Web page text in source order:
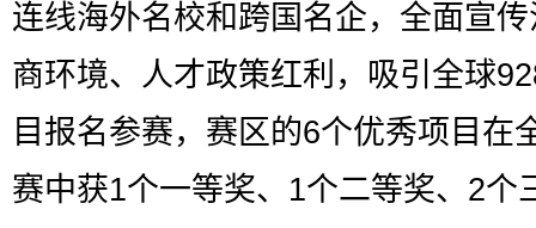
连线海外名校和跨国名企，全面宣
商环境、人才政策红利，吸引全球
目报名参赛，赛区的6个优秀项目在
赛中获1个一等奖、1个二等奖、2个